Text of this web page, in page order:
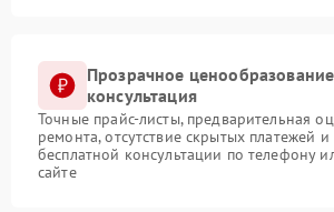
Прозрачное
консультация
Точные прайс-листы, предварительная
ремонта, отсутствие скрытых платежей
бесплатной консультации по телефону
сайте